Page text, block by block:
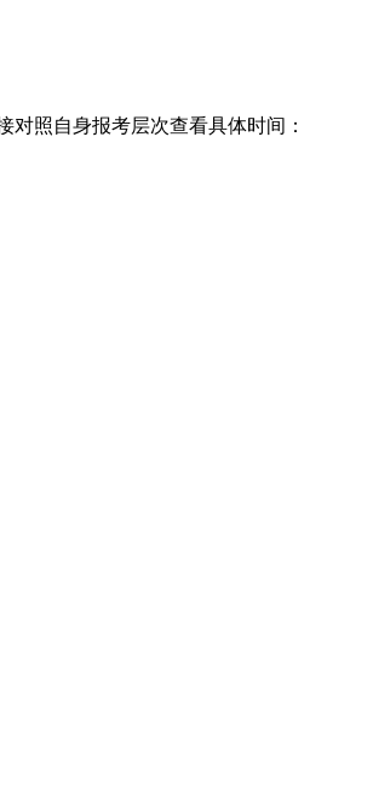
照自身报考层次查看具体时间：